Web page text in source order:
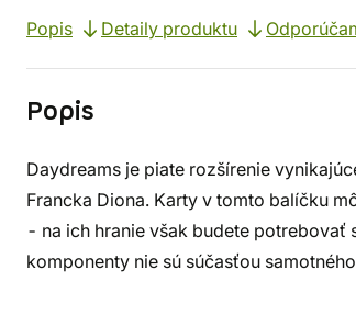
Popis Detaily produktu
Popis
Daydreams je piate rozšírenie
Francka Diona. Karty v tomto balíčku
- na ich hranie však budete
komponenty nie sú súčasťou